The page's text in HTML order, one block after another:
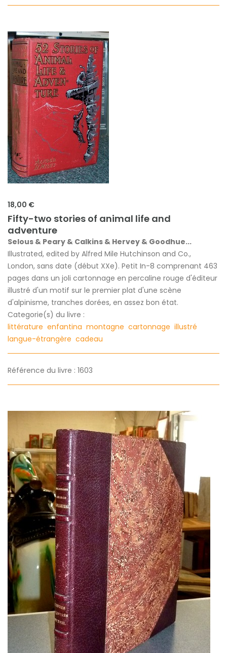
18,00 €
Fifty-two stories of animal life and
adventure
Selous & Peary & Calkins & Hervey & Goodhue...
Illustrated, edited by Alfred Mile Hutchinson and Co.,
London, sans date (début XXe). Petit In-8 comprenant 463
pages dans un joli cartonnage en percaline rouge d'éditeur
illustré d'un motif sur le premier plat d'une scène
d'alpinisme, tranches dorées, en assez bon état.
Categorie(s) du livre :
littérature enfantina montagne cartonnage illustré
langue-étrangère cadeau
Référence du livre : 1603